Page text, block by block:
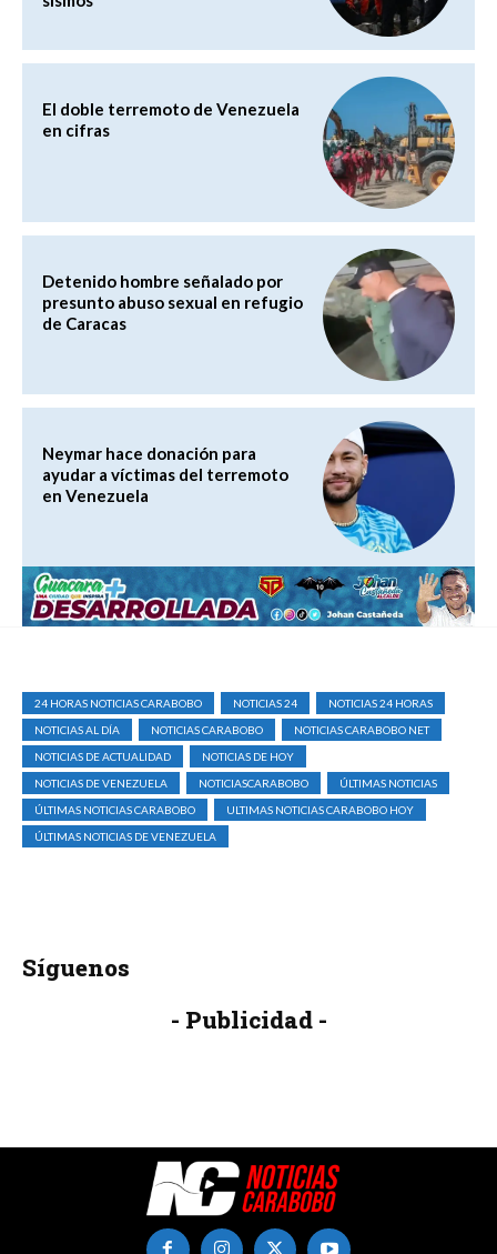
El doble terremoto de Venezuela
en cifras
Detenido hombre señalado por
presunto abuso sexual en refugio
de Caracas
Neymar hace donación para
ayudar a víctimas del terremoto
en Venezuela
24 HORAS NOTICIAS CARABOBO NOTICIAS 24
NOTICIAS 24 HORAS
NOTICIAS AL DÍA
NOTICIAS CARABOBO
NOTICIAS CARABOBO NET
NOTICIAS DE ACTUALIDAD
NOTICIAS DE HOY
NOTICIAS DE VENEZUELA
NOTICIASCARABOBO
ÚLTIMAS NOTICIAS
ÚLTIMAS NOTICIAS CARABOBO
ULTIMAS NOTICIAS CARABOBO HOY
ÚLTIMAS NOTICIAS DE VENEZUELA
Síguenos
- Publicidad -